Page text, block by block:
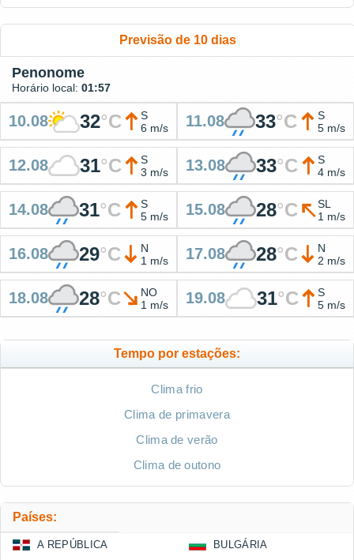
Previsão de 10 dias
Penonome
Horário local: 01:57
10.08 32°C
S
6 m/s
11.08 33°C
S
5 m/s
12.08 31°C
S
3 m/s
13.08 33°C
S
4 m/s
14.08 31°C
S
5 m/s
15.08 28°C
SL
1 m/s
16.08 29°C
N
1 m/s
17.08 28°C
N
2 m/s
18.08 28°C
NO
1 m/s
19.08 31°C
S
5 m/s
Tempo por estações:
Clima frio
Clima de primavera
Clima de verão
Clima de outono
Países:
A REPÚBLICA
BULGÁRIA